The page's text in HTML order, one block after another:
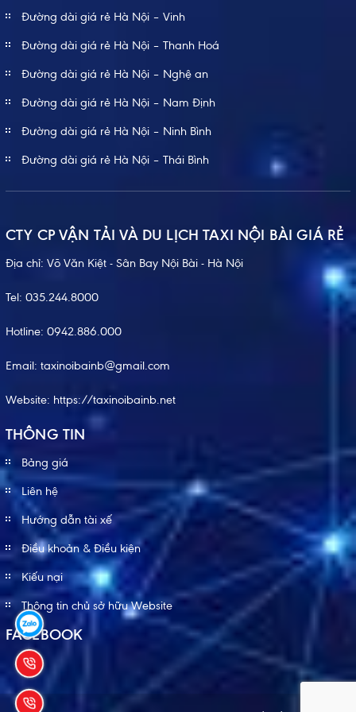
Đường dài giá rẻ Hà Nội – Vinh
Đường dài giá rẻ Hà Nội – Thanh Hoá
Đường dài giá rẻ Hà Nội – Nghệ an
Đường dài giá rẻ Hà Nội – Nam Định
Đường dài giá rẻ Hà Nội – Ninh Bình
Đường dài giá rẻ Hà Nội – Thái Bình
CTY CP VẬN TẢI VÀ DU LỊCH TAXI NỘI BÀI GIÁ RẺ
Địa chỉ: Võ Văn Kiệt - Sân Bay Nội Bài - Hà Nội
Tel: 035.244.8000
Hotline: 0942.886.000
Email: taxinoibainb@gmail.com
Website: https://taxinoibainb.net
THÔNG TIN
Bảng giá
Liên hệ
Hướng dẫn tài xế
Điều khoản & Điều kiện
Kiếu nại
Thông tin chủ sở hữu Website
FACEBOOK